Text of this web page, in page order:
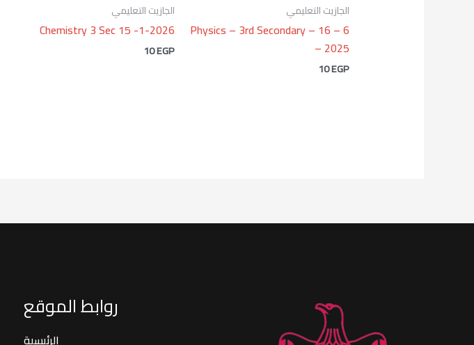
الجازيت التعليمي
Physics – 3rd Secondary – 16 – 6
– 2025
10EGP
الجازيت التعليمي
Chemistry 3 Sec 15 -1-2026
10EGP
روابط الموقع
الرئيسية